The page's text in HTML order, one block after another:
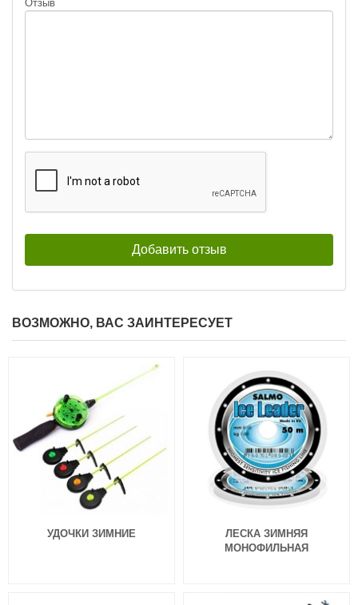
(Apple)
Вес приманки:5.1 г
Длина приманки:
Блесна вертикальная зимняя
Lucky John Shiner 55мм, 5.1г
Длина приманки:
55 мм
Вес приманки:5.1 г
Блесна вертикальная зимняя
Lucky John Shiner 45мм, 3.1г
Длина приманки:45 мм
Вес приманки: 3.1 г
Отзыв
ВОЗМОЖНО, ВАС ЗАИНТЕРЕСУЕТ
УДОЧКИ ЗИМНИЕ
ЛЕСКА ЗИМНЯЯ
МОНОФИЛЬНАЯ